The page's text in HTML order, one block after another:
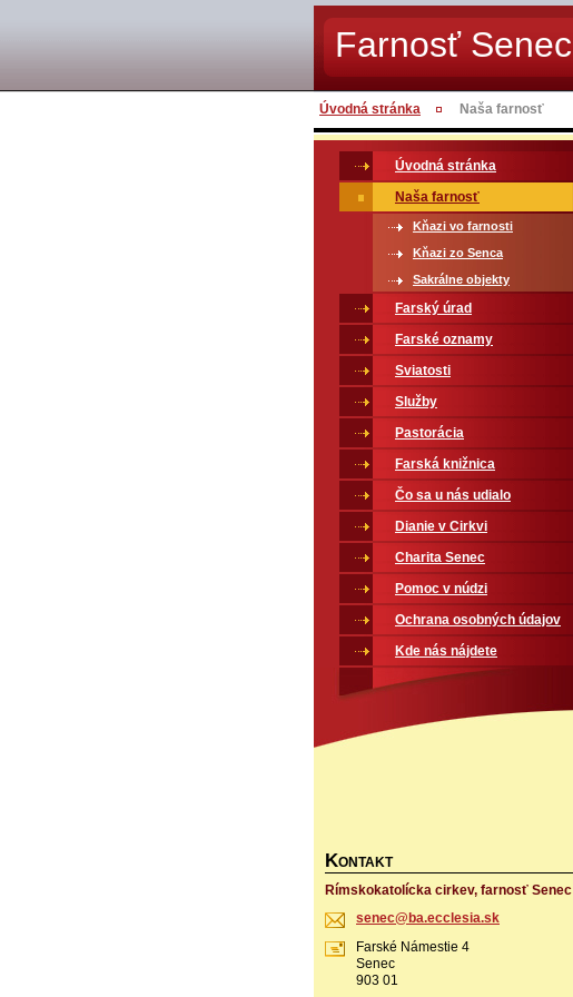
Farnosť Senec
Úvodná stránka Naša farnosť
Úvodná stránka
Naša farnosť
Kňazi vo farnosti
Kňazi zo Senca
Sakrálne objekty
Farský úrad
Farské oznamy
Sviatosti
Služby
Pastorácia
Farská knižnica
Čo sa u nás udialo
Dianie v Cirkvi
Charita Senec
Pomoc v núdzi
Ochrana osobných údajov
Kde nás nájdete
KONTAKT
Rímskokatolícka cirkev, farnosť Senec
senec@ba.ecclesia.sk
Farské Námestie 4
Senec
903 01